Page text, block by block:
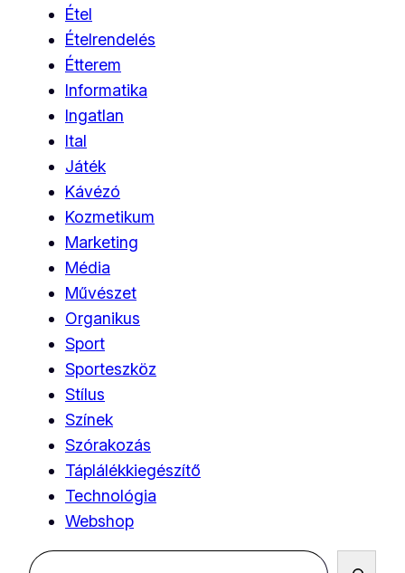
Étel
Ételrendelés
Étterem
Informatika
Ingatlan
Ital
Játék
Kávézó
Kozmetikum
Marketing
Média
Művészet
Organikus
Sport
Sporteszköz
Stílus
Színek
Szórakozás
Táplálékkiegészítő
Technológia
Webshop
Keresés